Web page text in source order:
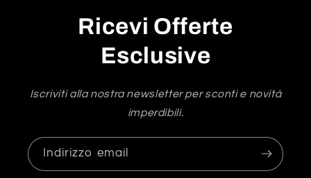
Ricevi Offerte
Esclusive
Iscriviti alla nostra newsletter per sconti e novità
imperdibili.
Indirizzo email